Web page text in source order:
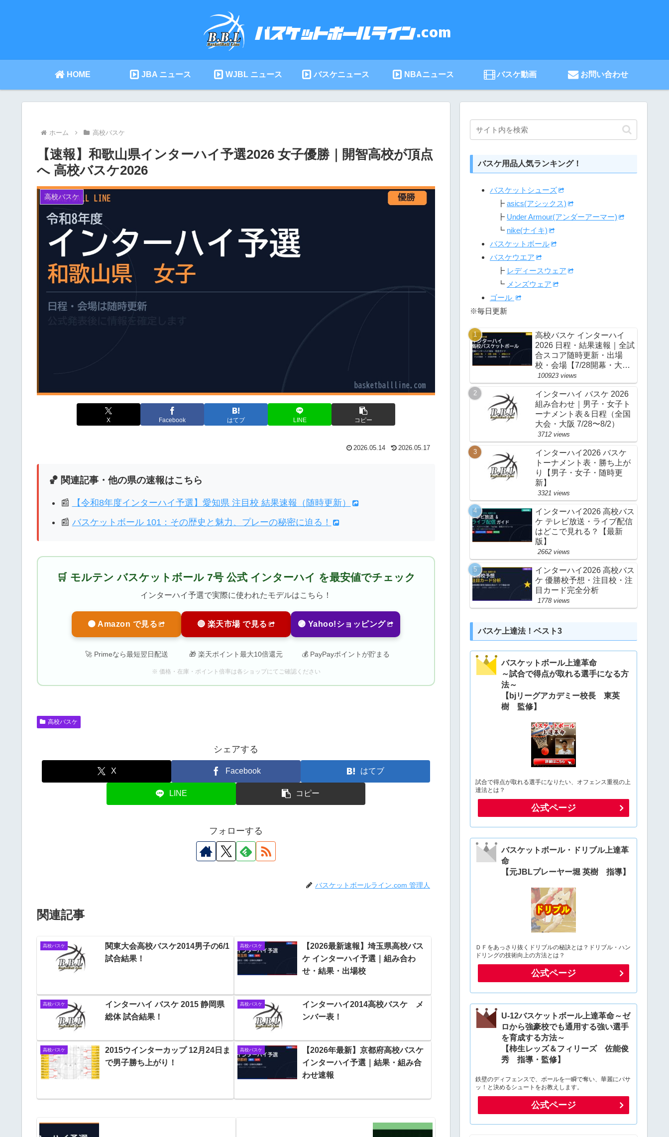
HOME JBA ニュース WJBL ニュース バスケニュース NBAニュース バスケ動画 お問い合わせ
ホーム 高校バスケ
【速報】和歌山県インターハイ予選2026 女子優勝｜開智高校が頂点
へ 高校バスケ2026
高校バスケ
X Facebook はてブ LINE コピー
2026.05.14 2026.05.17
🏀 関連記事・他の県の速報はこちら
📰
【令和8年度インターハイ予選】愛知県 注目校 結果速報（随時更新）
📰 バスケットボール 101：その歴史と魅力、プレーの秘密に迫る！
🛒 モルテン バスケットボール 7号 公式 インターハイ を最安値でチェック
インターハイ予選で実際に使われたモデルはこちら！
🟠 Amazon で見る
🚀 Primeなら最短翌日配送
🔴 楽天市場 で見る
🎁 楽天ポイント最大10倍還元
🟣 Yahoo!ショッピング
💰 PayPayポイントが貯まる
※ 価格・在庫・ポイント倍率は各ショップにてご確認ください
高校バスケ
シェアする
X Facebook はてブ
LINE コピー
フォローする
バスケットボールライン.com 管理人
関連記事
高校バスケ
関東大会高校バスケ2014男子の6/1
試合結果！
高校バスケ
【2026最新速報】埼玉県高校バス
ケ インターハイ予選｜組み合わ
せ・結果・出場校
高校バスケ
インターハイ バスケ 2015 静岡県
総体 試合結果！
高校バスケ
インターハイ2014高校バスケ メ
ンバー表！
高校バスケ
2015ウインターカップ 12月24日ま
で男子勝ち上がり！
高校バスケ
【2026年最新】京都府高校バスケ
インターハイ予選｜結果・組み合
わせ速報
バスケ用品人気ランキング！
バスケットシューズ
┣ asics(アシックス)
┣ Under Armour(アンダーアーマー)
┗ nike(ナイキ)
バスケットボール
バスケウエア
┣ レディースウェア
┗ メンズウェア
ゴール
※毎日更新
高校バスケ インターハイ
2026 日程・結果速報｜全試
合スコア随時更新・出場
校・会場【7/28開幕・大
阪】
100923 views
インターハイ バスケ 2026
組み合わせ｜男子・女子ト
ーナメント表＆日程（全国
大会・大阪 7/28〜8/2）
3712 views
インターハイ2026 バスケ
トーナメント表・勝ち上が
り【男子・女子・随時更
新】
3321 views
インターハイ2026 高校バス
ケ テレビ放送・ライブ配信
はどこで見れる？【最新
版】
2662 views
インターハイ2026 高校バス
ケ 優勝校予想・注目校・注
目カード完全分析
1778 views
バスケ上達法！ベスト3
バスケットボール上達革命
～試合で得点が取れる選手になる方
法～
【bjリーグアカデミー校長 東英
樹 監修】
試合で得点が取れる選手になりたい、オフェンス重視の上
達法とは？
公式ページ
バスケットボール・ドリブル上達革
命
【元JBLプレーヤー堀 英樹 指導】
ＤＦをあっさり抜くドリブルの秘訣とは？ドリブル・ハン
ドリングの技術向上の方法とは？
公式ページ
U-12バスケットボール上達革命～ゼ
ロから強豪校でも通用する強い選手
を育成する方法～
【柿生レッズ＆フィリーズ 佐能俊
秀 指導・監修】
鉄壁のディフェンスで、ボールを一瞬で奪い、華麗にパサ
ッ！と決めるシュートをお教えします。
公式ページ